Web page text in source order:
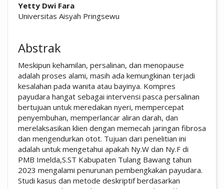
Yetty Dwi Fara
Universitas Aisyah Pringsewu
Abstrak
Meskipun kehamilan, persalinan, dan menopause
adalah proses alami, masih ada kemungkinan terjadi
kesalahan pada wanita atau bayinya. Kompres
payudara hangat sebagai intervensi pasca persalinan
bertujuan untuk meredakan nyeri, mempercepat
penyembuhan, memperlancar aliran darah, dan
merelaksasikan klien dengan memecah jaringan fibrosa
dan mengendurkan otot. Tujuan dari penelitian ini
adalah untuk mengetahui apakah Ny.W dan Ny.F di
PMB Imelda,S.ST Kabupaten Tulang Bawang tahun
2023 mengalami penurunan pembengkakan payudara.
Studi kasus dan metode deskriptif berdasarkan